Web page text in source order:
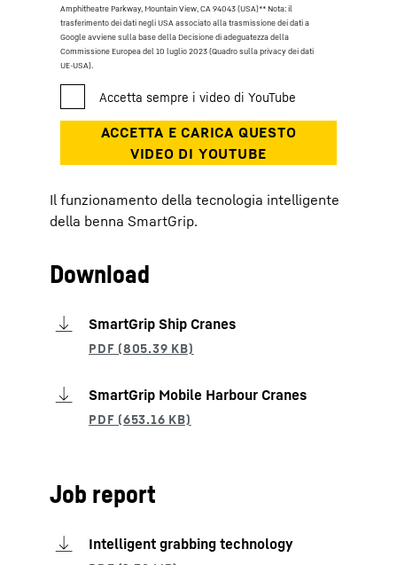
Amphitheatre Parkway, Mountain View, CA 94043 (USA)** Nota: il
trasferimento dei dati negli USA associato alla trasmissione dei dati a
Google avviene sulla base della Decisione di adeguatezza della
Commissione Europea del 10 luglio 2023 (Quadro sulla privacy dei dati
UE-USA).
Il funzionamento della tecnologia intelligente
della benna SmartGrip.
Download
SmartGrip Ship Cranes
SmartGrip Mobile Harbour Cranes
Job report
Intelligent grabbing technology